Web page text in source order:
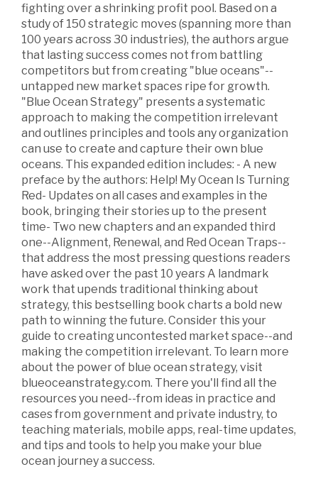
fighting over a shrinking profit pool. Based on a
study of 150 strategic moves (spanning more than
100 years across 30 industries), the authors argue
that lasting success comes not from battling
competitors but from creating "blue oceans"--
untapped new market spaces ripe for growth.
"Blue Ocean Strategy" presents a systematic
approach to making the competition irrelevant
and outlines principles and tools any organization
can use to create and capture their own blue
oceans. This expanded edition includes: - A new
preface by the authors: Help! My Ocean Is Turning
Red- Updates on all cases and examples in the
book, bringing their stories up to the present
time- Two new chapters and an expanded third
one--Alignment, Renewal, and Red Ocean Traps--
that address the most pressing questions readers
have asked over the past 10 years A landmark
work that upends traditional thinking about
strategy, this bestselling book charts a bold new
path to winning the future. Consider this your
guide to creating uncontested market space--and
making the competition irrelevant. To learn more
about the power of blue ocean strategy, visit
blueoceanstrategy.com. There you'll find all the
resources you need--from ideas in practice and
cases from government and private industry, to
teaching materials, mobile apps, real-time updates,
and tips and tools to help you make your blue
ocean journey a success.